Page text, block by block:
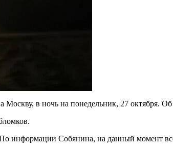
в ночь на понедельник, 27 октября.
По информации Собянина, на данный